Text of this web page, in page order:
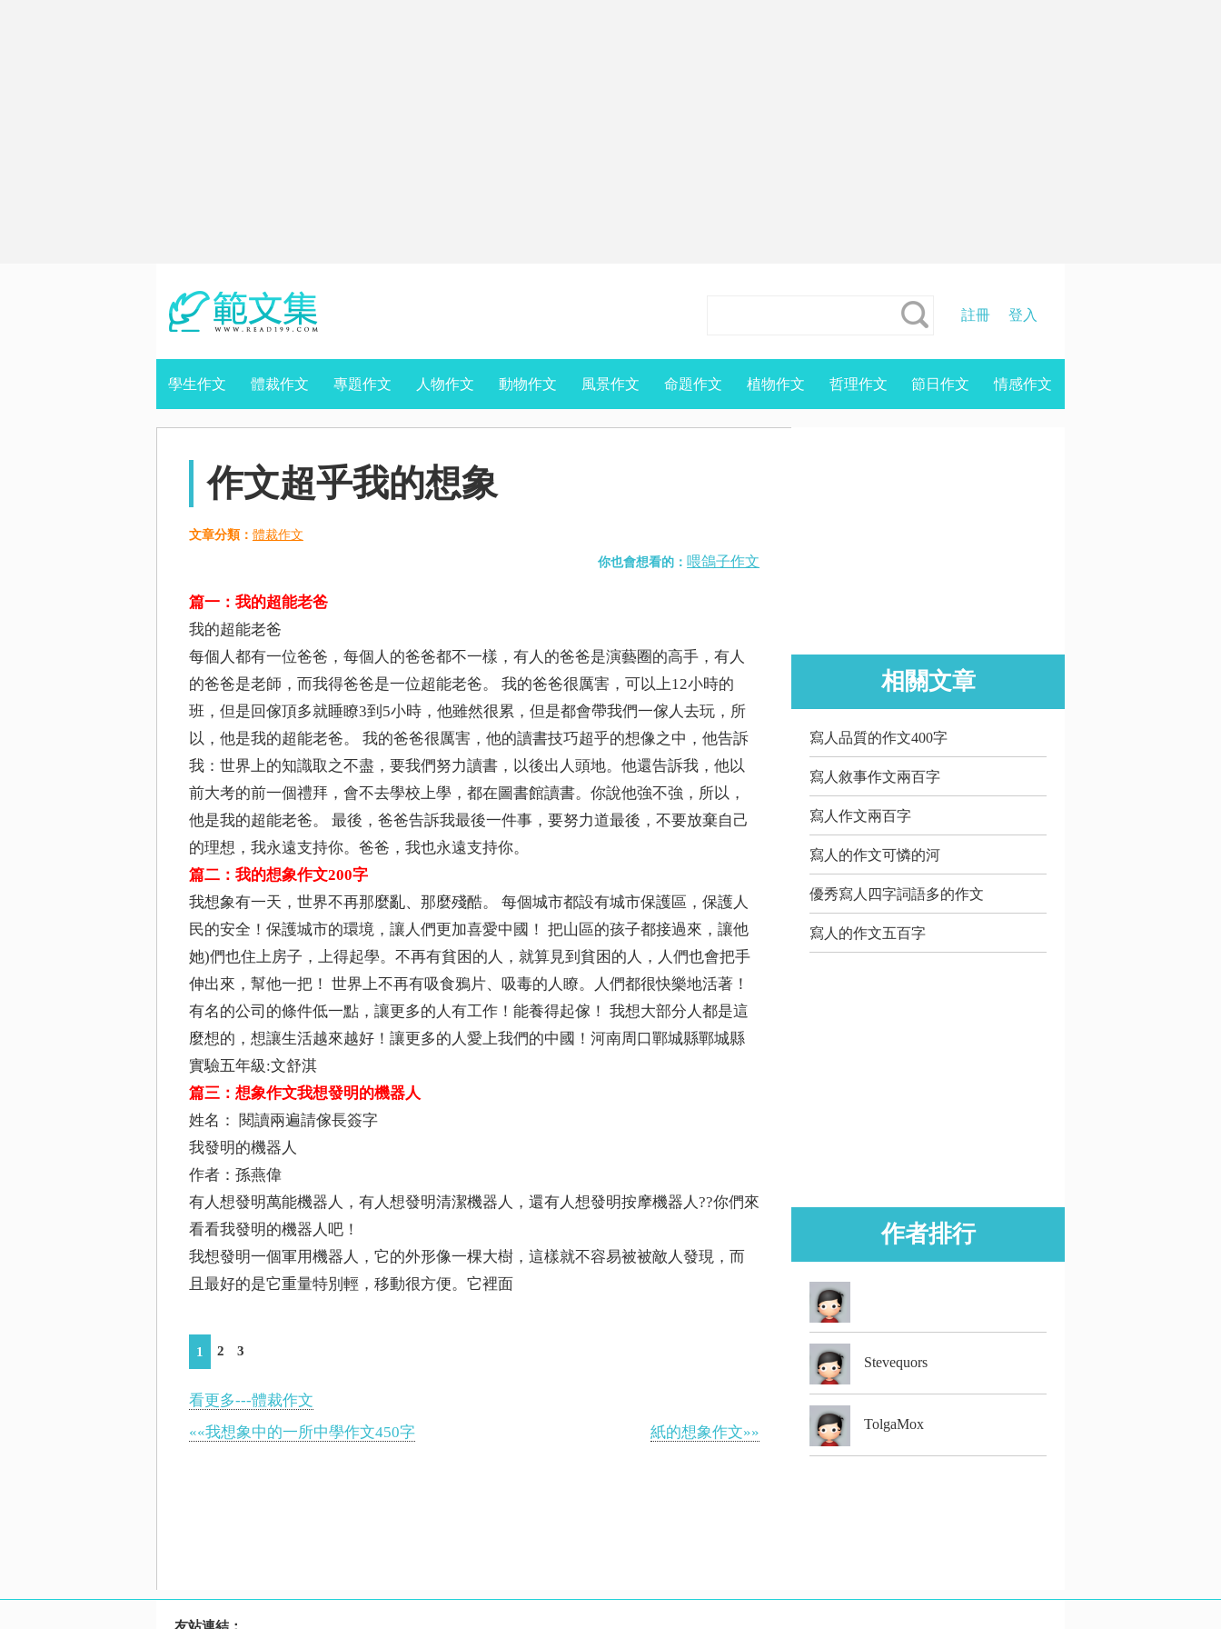
註冊 登入
學生作文 體裁作文 專題作文 人物作文 動物作文 風景作文 命題作文 植物作文 哲理作文 節日作文 情感作文
作文超乎我的想象
文章分類： 體裁作文
你也會想看的： 喂鴿子作文
篇一：我的超能老爸
我的超能老爸
每個人都有一位爸爸，每個人的爸爸都不一樣，有人的爸爸是演藝圈的高手，有人
的爸爸是老師，而我得爸爸是一位超能老爸。 我的爸爸很厲害，可以上12小時的
班，但是回傢頂多就睡瞭3到5小時，他雖然很累，但是都會帶我們一傢人去玩，所
以，他是我的超能老爸。 我的爸爸很厲害，他的讀書技巧超乎的想像之中，他告訴
我：世界上的知識取之不盡，要我們努力讀書，以後出人頭地。他還告訴我，他以
前大考的前一個禮拜，會不去學校上學，都在圖書館讀書。你說他強不強，所以，
他是我的超能老爸。 最後，爸爸告訴我最後一件事，要努力道最後，不要放棄自己
的理想，我永遠支持你。爸爸，我也永遠支持你。
篇二：我的想象作文200字
我想象有一天，世界不再那麼亂、那麼殘酷。 每個城市都設有城市保護區，保護人
民的安全！保護城市的環境，讓人們更加喜愛中國！ 把山區的孩子都接過來，讓他
她)們也住上房子，上得起學。不再有貧困的人，就算見到貧困的人，人們也會把手
伸出來，幫他一把！ 世界上不再有吸食鴉片、吸毒的人瞭。人們都很快樂地活著！
有名的公司的條件低一點，讓更多的人有工作！能養得起傢！ 我想大部分人都是這
麼想的，想讓生活越來越好！讓更多的人愛上我們的中國！河南周口鄲城縣鄲城縣
實驗五年級:文舒淇
篇三：想象作文我想發明的機器人
姓名： 閱讀兩遍請傢長簽字
我發明的機器人
作者：孫燕偉
有人想發明萬能機器人，有人想發明清潔機器人，還有人想發明按摩機器人??你們來
看看我發明的機器人吧！
我想發明一個軍用機器人，它的外形像一棵大樹，這樣就不容易被被敵人發現，而
且最好的是它重量特別輕，移動很方便。它裡面
1 2 3
看更多---體裁作文
««我想象中的一所中學作文450字
紙的想象作文»»
相關文章
寫人品質的作文400字
寫人敘事作文兩百字
寫人作文兩百字
寫人的作文可憐的河
優秀寫人四字詞語多的作文
寫人的作文五百字
作者排行
Stevequors
TolgaMox